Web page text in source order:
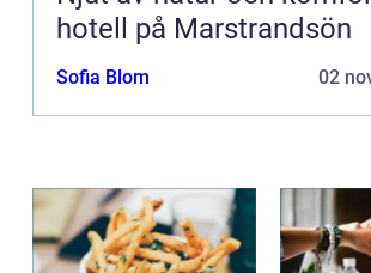
hotell på Marstrandsön
Sofia Blom 02